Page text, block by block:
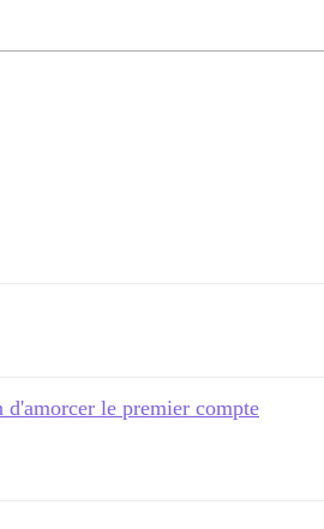
le premier compte